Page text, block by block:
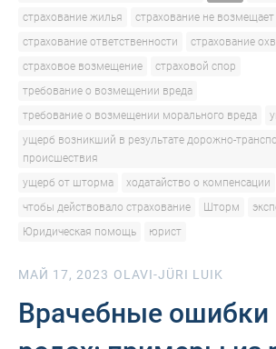
страхование жилья
страхование не возмещает
страхование ответственности
страхование
страховое возмещение
страховой спор
требование о возмещении вреда
требование о возмещении морального вреда
ущерб возникший в результате дорожно-
происшествия
ущерб от шторма
ходатайство о компенсации
чтобы действовало страхование
Шторм
Юридическая помощь
юрист
МАЙ 17, 2023 OLAVI-JÜRI LUIK
Врачебные ошибки